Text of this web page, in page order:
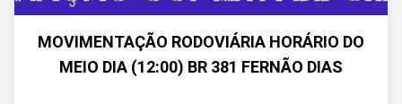
MOVIMENTAÇÃO RODOVIÁRIA HORÁRIO DO
MEIO DIA (12:00) BR 381 FERNÃO DIAS